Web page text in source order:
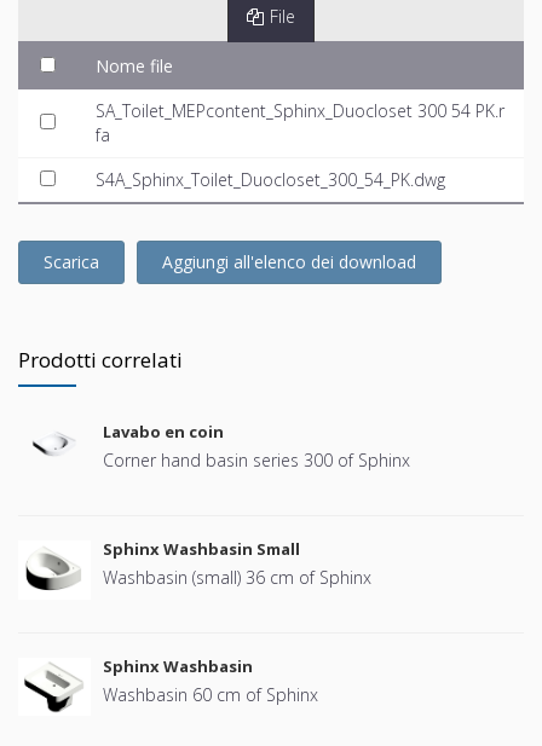
File
Nome file
SA_Toilet_MEPcontent_Sphinx_Duocloset 300 54 PK.r
fa
S4A_Sphinx_Toilet_Duocloset_300_54_PK.dwg
Scarica Aggiungi all'elenco dei download
Prodotti correlati
Lavabo en coin
Corner hand basin series 300 of Sphinx
Sphinx Washbasin Small
Washbasin (small) 36 cm of Sphinx
Sphinx Washbasin
Washbasin 60 cm of Sphinx